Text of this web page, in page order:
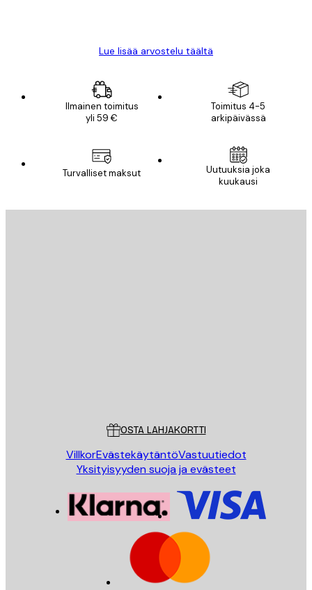
Lue lisää arvostelu täältä
Ilmainen toimitus
yli 59 €
Toimitus 4-5
arkipäivässä
Turvalliset maksut
Uutuuksia joka
kuukausi
OSTA LAHJAKORTTI
VillkorEvästekäytäntöVastuutiedot
Yksityisyyden suoja ja evästeet